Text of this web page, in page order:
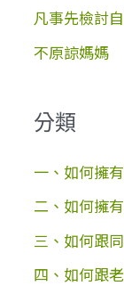
凡事先檢討
不原諒媽媽
分類
一、如何擁
二、如何擁
三、如何跟
四、如何跟